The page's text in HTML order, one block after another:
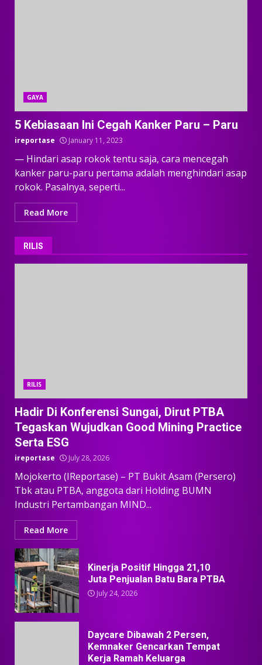
GAYA
5 Kebiasaan Ini Cegah Kanker Paru – Paru
ireportase January 11, 2023
— Hindari asap rokok tentu saja, cara mencegah
kanker paru-paru pertama adalah menghindari asap
rokok. Pasalnya, seperti...
Read More
RILIS
RILIS
Hadir Di Konferensi Sungai, Dirut PTBA
Tegaskan Wujudkan Good Mining Practice
Serta ESG
ireportase July 28, 2026
Mojokerto (IReportase) – PT Bukit Asam (Persero)
Tbk atau PTBA, anggota dari Holding BUMN
Industri Pertambangan MIND...
Read More
Kinerja Positif Hingga 21,10
Juta Penjualan Batu Bara PTBA
July 24, 2026
Daycare Dibawah 2 Persen,
Kemnaker Gencarkan Tempat
Kerja Ramah Keluarga